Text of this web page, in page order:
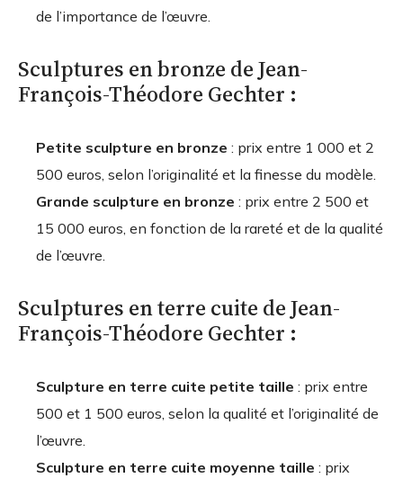
de l’importance de l’œuvre.
Sculptures en bronze de Jean-
François-Théodore Gechter :
Petite sculpture en bronze : prix entre 1 000 et 2
500 euros, selon l’originalité et la finesse du modèle.
Grande sculpture en bronze : prix entre 2 500 et
15 000 euros, en fonction de la rareté et de la qualité
de l’œuvre.
Sculptures en terre cuite de Jean-
François-Théodore Gechter :
Sculpture en terre cuite petite taille : prix entre
500 et 1 500 euros, selon la qualité et l’originalité de
l’œuvre.
Sculpture en terre cuite moyenne taille : prix